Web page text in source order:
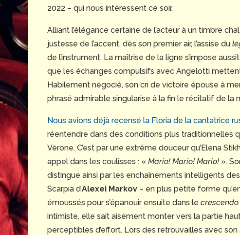
2022 – qui nous intéressent ce soir.
Alliant l’élégance certaine de l’acteur à un timbre
justesse de l’accent, dès son premier air, l’assise du
de l’instrument. La maîtrise de la ligne s’impose
que les échanges compulsifs avec Angelotti
Habilement négocié, son cri de victoire épouse à
phrasé admirable singularise à la fin le récitatif de la
Nous avions déjà recensé la Floria de la cantatrice
réentendre dans des conditions plus traditionnelles
Vérone. C’est par une extrême douceur qu’Elena
appel dans les coulisses : « Mario! Mario! Mario! ».
distingue ainsi par les enchaînements intelligents
Scarpia d’Alexei Markov – en plus petite forme
émoussés pour s’épanouir ensuite dans le crescendo
intimiste, elle sait aisément monter vers la partie
perceptibles d’effort. Lors des retrouvailles avec